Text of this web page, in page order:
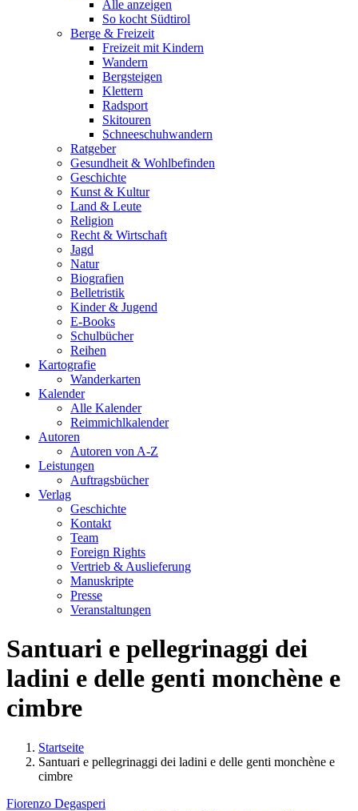
Alle anzeigen
So kocht Südtirol
Berge & Freizeit
Freizeit mit Kindern
Wandern
Bergsteigen
Klettern
Radsport
Skitouren
Schneeschuhwandern
Ratgeber
Gesundheit & Wohlbefinden
Geschichte
Kunst & Kultur
Land & Leute
Religion
Recht & Wirtschaft
Jagd
Natur
Biografien
Belletristik
Kinder & Jugend
E-Books
Schulbücher
Reihen
Kartografie
Wanderkarten
Kalender
Alle Kalender
Reimmichlkalender
Autoren
Autoren von A-Z
Leistungen
Auftragsbücher
Verlag
Geschichte
Kontakt
Team
Foreign Rights
Vertrieb & Auslieferung
Manuskripte
Presse
Veranstaltungen
Santuari e pellegrinaggi dei
ladini e delle genti monchène e
cimbre
Sie sind hier
Startseite
Santuari e pellegrinaggi dei ladini e delle genti monchène e
cimbre
Fiorenzo Degasperi